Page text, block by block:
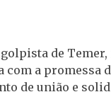
de
a promessa
de união e